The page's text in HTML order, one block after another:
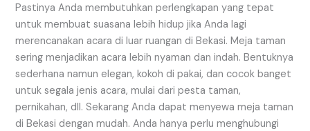
Pastinya Anda membutuhkan perlengkapan yang tepat
untuk membuat suasana lebih hidup jika Anda lagi
merencanakan acara di luar ruangan di Bekasi. Meja taman
sering menjadikan acara lebih nyaman dan indah. Bentuknya
sederhana namun elegan, kokoh di pakai, dan cocok banget
untuk segala jenis acara, mulai dari pesta taman,
pernikahan, dll. Sekarang Anda dapat menyewa meja taman
di Bekasi dengan mudah. Anda hanya perlu menghubungi